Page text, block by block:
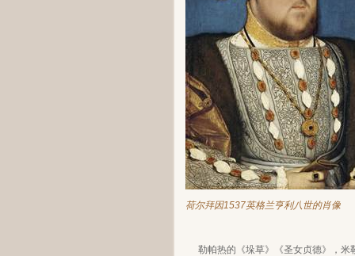
荷尔拜因1537英格兰亨利八世的肖像
勒帕热的《垛草》《圣女贞德》，米